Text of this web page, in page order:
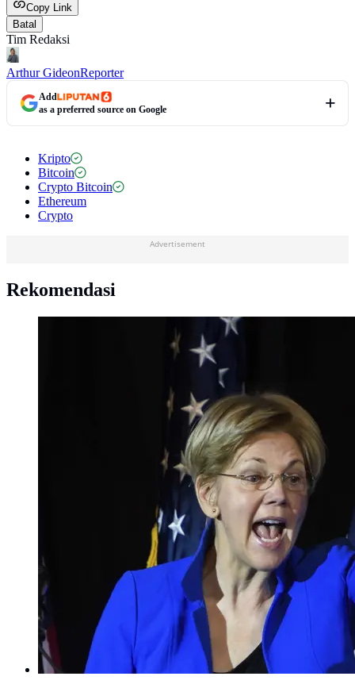
Copy Link
Batal
Tim Redaksi
Arthur GideonReporter
Add
as a preferred source on Google
Kripto
Bitcoin
Crypto Bitcoin
Ethereum
Crypto
Advertisement
Rekomendasi